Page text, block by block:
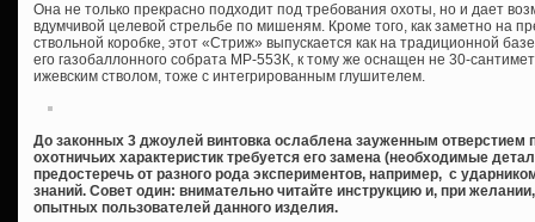
Она не только прекрасно подходит под требования охоты, но и дает
вдумчивой целевой стрельбе по мишеням. Кроме того, как заметно на
ствольной коробке, этот «Стриж» выпускается как на традиционной
его газобаллонного собрата МР-553К, к тому же оснащен не 30-
ижевским стволом, тоже с интегрированным глушителем.
До законных 3 джоулей винтовка ослаблена зауженным отверстием
охотничьих характеристик требуется его замена (необходимые
предостеречь от разного рода экспериментов, например, с
знаний. Совет один: внимательно читайте инструкцию и, при
опытных пользователей данного изделия.